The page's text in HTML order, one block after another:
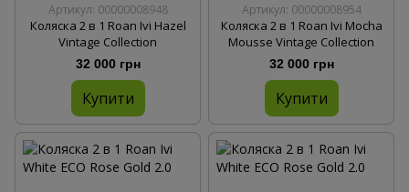
Артикул: 00000008948
Коляска 2 в 1 Roan Ivi Hazel
Vintage Collection
32 000 грн
Купити
Артикул: 00000008954
Коляска 2 в 1 Roan Ivi Mocha
Mousse Vintage Collection
32 000 грн
Купити